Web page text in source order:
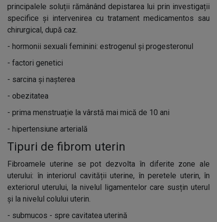
principalele soluții rămânând depistarea lui prin investigații
specifice și intervenirea cu tratament medicamentos sau
chirurgical, după caz.
- hormonii sexuali feminini: estrogenul și progesteronul
- factori genetici
- sarcina și nașterea
- obezitatea
- prima menstruație la vârstă mai mică de 10 ani
- hipertensiune arterială
Tipuri de fibrom uterin
Fibroamele uterine se pot dezvolta în diferite zone ale
uterului: în interiorul cavității uterine, în peretele uterin, în
exteriorul uterului, la nivelul ligamentelor care susțin uterul
și la nivelul colului uterin.
- submucos - spre cavitatea uterină